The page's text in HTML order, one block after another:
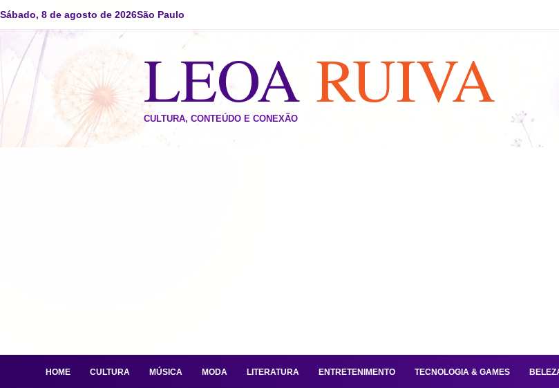
Sábado, 8 de agosto de 2026São Paulo
LEOA RUIVA
CULTURA, CONTEÚDO E CONEXÃO
HOME CULTURA MÚSICA MODA LITERATURA ENTRETENIMENTO TECNOLOGIA & GAMES